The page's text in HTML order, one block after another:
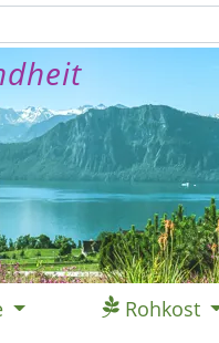
Rohkost